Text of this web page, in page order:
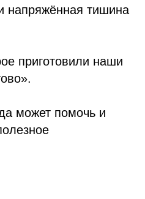
напряжённая тишина
приготовили наши
может помочь и